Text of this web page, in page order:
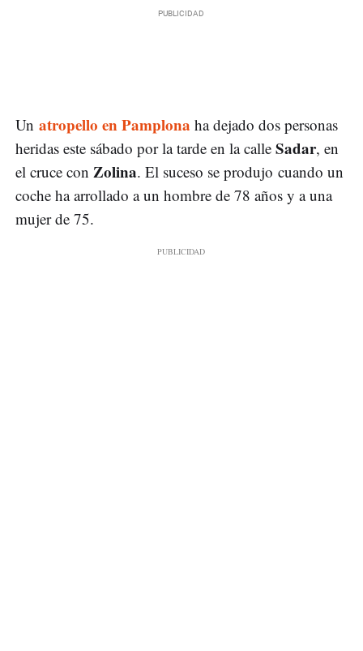
Un atropello en Pamplona ha dejado dos personas
heridas este sábado por la tarde en la calle Sadar, en
el cruce con Zolina. El suceso se produjo cuando un
coche ha arrollado a un hombre de 78 años y a una
mujer de 75.